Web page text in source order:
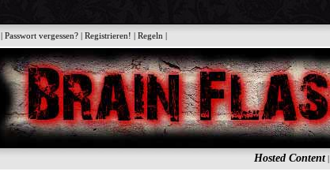
|Passwort vergessen? |Registrieren! |Regeln |
Hosted Content|